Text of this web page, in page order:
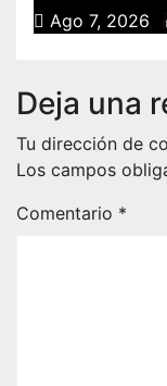
Ago 7, 2026
Deja una
Tu dirección de
Los campos
Comentario *